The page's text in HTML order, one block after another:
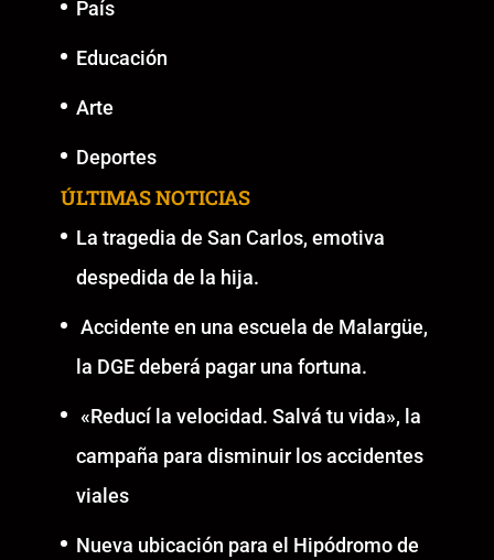
País
Educación
Arte
Deportes
ÚLTIMAS NOTICIAS
La tragedia de San Carlos, emotiva
despedida de la hija.
Accidente en una escuela de Malargüe,
la DGE deberá pagar una fortuna.
«Reducí la velocidad. Salvá tu vida», la
campaña para disminuir los accidentes
viales
Nueva ubicación para el Hipódromo de